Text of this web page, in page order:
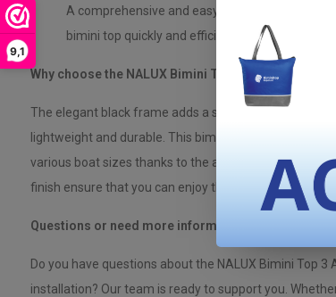
9,1
A comprehensive and easy-to-follow manual
bimini top quickly and efficiently.
Why choose the NALUX Bimini Top 3 Arches with
The elegant black frame adds a stylish look to your
lightweight and durable. This bimini top is designed
various boat sizes thanks to the adjustable width.
finish ensure that you can enjoy this product for years
Questions or need more information?
Do you have questions about the NALUX Bimini Top
installation? Our team is ready to support you.